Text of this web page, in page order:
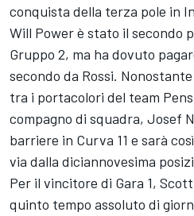
conquista della terza pole in
Will Power è stato il secondo
Gruppo 2, ma ha dovuto
secondo da Rossi.
tra i portacolori del team
compagno di squadra, Josef
barriere in Curva 11 e sarà
via dalla diciannovesima
Per il vincitore di Gara 1,
quinto tempo assoluto di